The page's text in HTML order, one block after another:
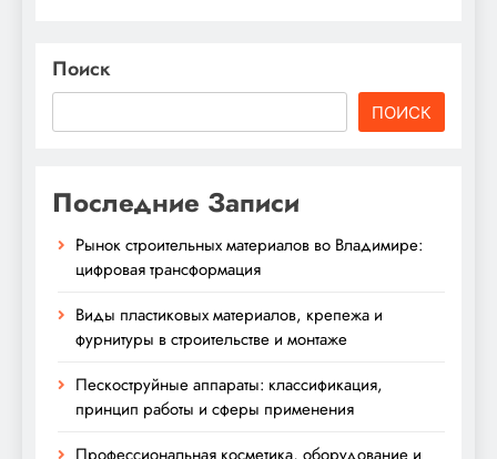
Поиск
ПОИСК
Последние Записи
Рынок строительных материалов во Владимире:
цифровая трансформация
Виды пластиковых материалов, крепежа и
фурнитуры в строительстве и монтаже
Пескоструйные аппараты: классификация,
принцип работы и сферы применения